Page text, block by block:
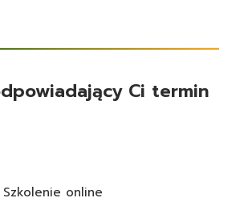
Ci termin
online